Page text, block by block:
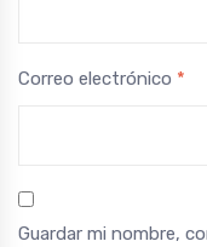
Correo electrónico *
Guardar mi nombre,